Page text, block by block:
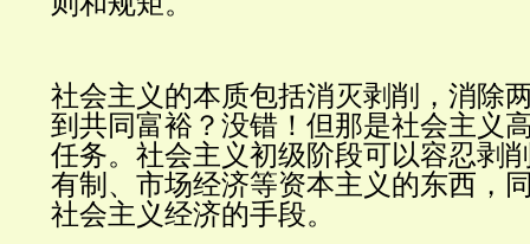
社会主义的本质包括消灭剥削，消除
到共同富裕？没错！但那是社会主义
任务。社会主义初级阶段可以容忍剥
有制、市场经济等资本主义的东西，
社会主义经济的手段。